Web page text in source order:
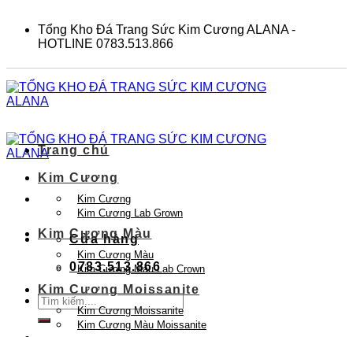
content
Tổng Kho Đá Trang Sức Kim Cương ALANA -
HOTLINE 0783.513.866
Cửa hàng
0783.513.866
Tìm
kiếm:
Trang chủ
Kim Cương
Kim Cương
Kim Cương Lab Grown
Kim Cương Màu
Kim Cương Màu
Kim Cương Màu Lab Crown
Kim Cương Moissanite
Kim Cương Moissanite
Kim Cương Màu Moissanite